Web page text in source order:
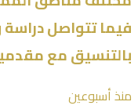
فيما تتواصل دراسة
بالتنسيق مع
منذ أسبوعين